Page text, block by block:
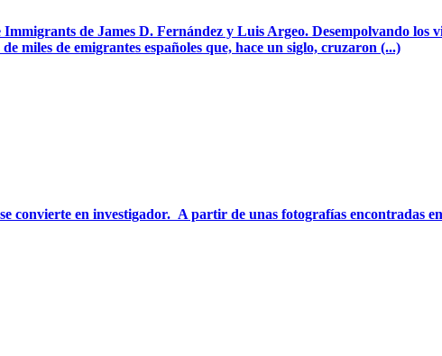
de James D. Fernández y Luis Argeo. Desempolvando los
miles de emigrantes españoles que, hace un siglo, cruzaron (...)
convierte en investigador. A partir de unas fotografías encontradas